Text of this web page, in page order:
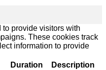
provide visitors with
These cookies track
information to provide
Duration Description